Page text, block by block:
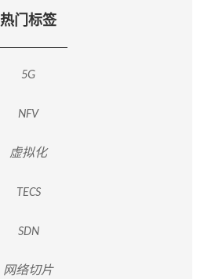
热门标签
5G
NFV
虚拟化
TECS
SDN
网络切片